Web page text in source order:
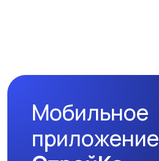
Мобильное
приложение